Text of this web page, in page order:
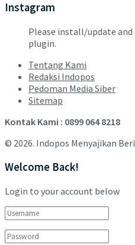
Instagram
Please install/update
plugin.
Tentang Kami
Redaksi Indopos
Pedoman Media Siber
Sitemap
Kontak Kami : 0899 064 8218
© 2026. Indopos Menyajikan
Welcome Back!
Login to your account below